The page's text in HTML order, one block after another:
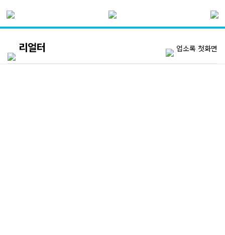
리얼터 업소록 첫화면